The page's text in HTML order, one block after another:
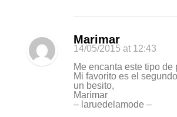
Marimar
14/05/2015 at 12:43
Me encanta este tipo de
Mi favorito es el
un besito,
Marimar
– laruedelamode –